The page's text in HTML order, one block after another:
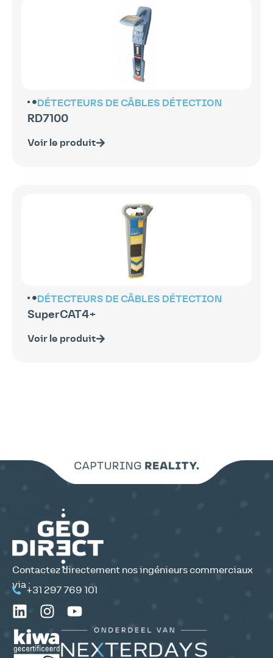
DÉTECTEURS DE CÂBLES DÉTECTION
RD7100
Voir le produit
DÉTECTEURS DE CÂBLES DÉTECTION
SuperCAT4+
Voir le produit
Contactez directement nos ingénieurs commerciaux
via :
+31 297 769 101